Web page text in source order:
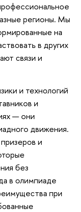
регионы. Мы
на
в других
связи и
и технологий
и
— они
движения.
и
без
в олимпиаде
при